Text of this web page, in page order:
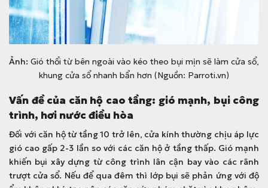
Ảnh: Gió thổi từ bên ngoài vào kéo theo bụi mịn sẽ làm cửa sổ,
khung cửa sổ nhanh bẩn hơn (Nguồn: Parroti.vn)
Vấn đề của căn hộ cao tầng: gió mạnh, bụi công
trình, hơi nước điều hòa
Đối với căn hộ từ tầng 10 trở lên, cửa kính thường chịu áp lực
gió cao gấp 2-3 lần so với các căn hộ ở tầng thấp. Gió mạnh
khiến bụi xây dựng từ công trình lân cận bay vào các rãnh
trượt cửa sổ. Nếu để qua đêm thì lớp bụi sẽ phản ứng với độ